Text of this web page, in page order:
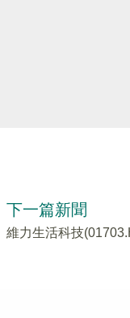
下一篇新聞
維力生活科技